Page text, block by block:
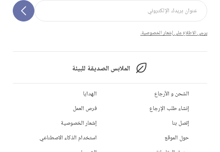
يرجى الاطلاع على إشعار الخصوصية.
الملابس الصديقة للبيئة
الشحن و الأرجاع
إنشاء طلب الإرجاع
إتصل بنا
حول الموقع
الهدايا
فرص العمل
إشعار الخصوصية
استخدام الذكاء الاصطناعي